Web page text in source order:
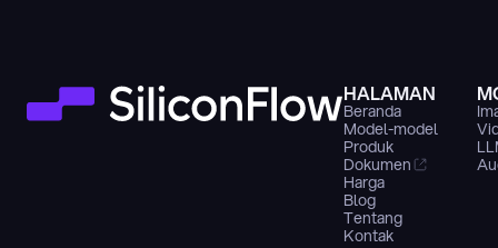
HALAMAN
Beranda
Model-model
Produk
Dokumen
Harga
Blog
Tentang
Kontak